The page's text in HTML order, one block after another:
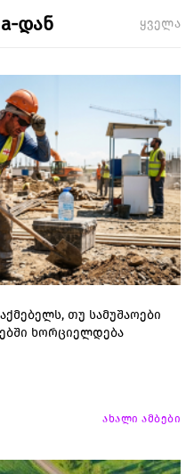
დან ყველა
თუ სამუშაოები
ხორციელდება
ახალი ამბები